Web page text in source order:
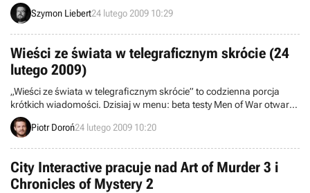
punktów Microsoftu, czyli mniej więcej 10 dolarów, możemy
zwiedzić podziemne korytarze mieszczące się pod zrujnowaną
sobowtór Lary.
Szymon Liebert24 lutego 2009 10:29
Wieści ze świata w telegraficznym skrócie (24
lutego 2009)
„Wieści ze świata w telegraficznym skrócie” to codzienna porcja
krótkich wiadomości. Dzisiaj w menu: beta testy Men of War otwarte
dla wszystkich, King Diamond w Guitar Hero: Metallica, dwa lata
Bounty Bay Online, 21 milionów PlayStation 3, wielki DLC do
Piotr Doroń24 lutego 2009 10:20
City Interactive pracuje nad Art of Murder 3 i
Chronicles of Mystery 2